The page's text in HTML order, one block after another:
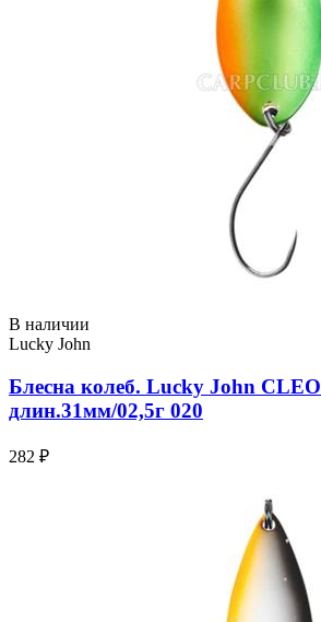
В наличии
Lucky John
Блесна колеб. Lucky John CLEO
длин.31мм/02,5г 020
282 ₽